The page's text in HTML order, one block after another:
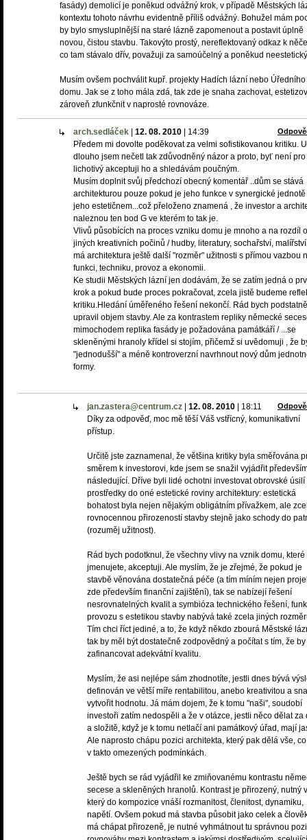
fasády) demolicí je poněkud odvážný krok, v případě Městských
kontextu tohoto návrhu evidentně příliš odvážný. Bohužel mám
by bylo smysluplnější na staré lázně zapomenout a postavit úplně
novou, čistou stavbu. Takovýto prostý, nereflektovaný odkaz k
co tam stávalo dřív, považuji za samoúčelný a poněkud
Musím ovšem pochválit kupř. projekty Hadích lázní nebo Úředního
domu. Jak se z toho mála zdá, tak zde je snaha zachovat,
zároveň zfunkčnit v naprosté rovnováze.
arch.sedláček 12. 08. 2010 14:39
Předem mi dovolte poděkovat za velmi sofistikovanou kritiku.
dlouho jsem nečetl tak zdůvodněný názor a proto, byť není pro
lichotivý akceptuji ho a shledávám poučným.
Musím doplnit svůj předchozí obecný komentář ..dům se stává
architekturou pouze pokud je jeho funkce v synergické jednotě
jeho estetičnem...což přeloženo znamená , že investor a
naleznou ten bod G ve kterém to tak je.
Vlivů působících na proces vzniku domu je mnoho a na rozdíl
jiných kreativních počinů / hudby, literatury, sochařství,
má architektura ještě další "rozměr" užitnosti s přímou vazbou
funkci, techniku, provoz a ekonomii.
Ke studii Městských lázní jen dodávám, že se zatím jedná o
krok a pokud bude proces pokračovat, zcela jistě budeme
kritiku.Hledání úměřeného řešení nekončí. Rád bych podstatně
upravil objem stavby. Ale za kontrastem repliky německé
mimochodem replika fasády je požadována památkáří / ...se
skleněnými hranoly křídel si stojím, přičemž si uvědomuji , že
"jednodušší" a méně kontroverzní navrhnout nový dům
formy.
jan.zastera@centrum.cz 12. 08. 2010 18:11
Díky za odpověď, moc mě těší Váš vstřícný, komunikativní
přístup.
Určitě jste zaznamenal, že většina kritiky byla směřována
směrem k investorovi, kde jsem se snažil vyjádřit
následující. Dříve byli lidé ochotni investovat obrovské úsilí
prostředky do oné estetické roviny architektury: estetická
bohatost byla nejen nějakým obligátním přívažkem, ale
rovnocennou přirozeností stavby stejně jako schody do
(rozuměj užitnost).
Rád bych podotknul, že všechny vlivy na vznik domu, které
jmenujete, akceptuji. Ale myslím, že je zřejmé, že pokud je
stavbě věnována dostatečná péče (a tím míním nejen
zde především finanční zajištění), tak se nabízejí řešení
nesrovnatelných kvalit a symbióza technického řešení,
provozu s estetikou stavby nabývá také zcela jiných
Tím chci říct jediné, a to, že když někdo zbourá Městské
tak by měl být dostatečně zodpovědný a počítat s tím, že
zafinancovat adekvátní kvalitu.
Myslím, že asi nejlépe sám zhodnotíte, jestli dnes bývá
definován ve větší míře rentabilitou, anebo kreativitou a
vytvořit hodnotu. Já mám dojem, že k tomu "naši", soudobí
investoři zatím nedospěli a že v otázce, jestli něco dělat za
a složitě, když je k tomu netlačí ani památkový úřad, mají
Ale naprosto chápu pozici architekta, který pak dělá vše,
v takto omezených podmínkách.
Ještě bych se rád vyjádřil ke zmiňovanému kontrastu
secese a skleněných hranolů. Kontrast je přirozený, nutný
který do kompozice vnáší rozmanitost, členitost, dynamiku,
napětí. Ovšem pokud má stavba působit jako celek a
má chápat přirozeně, je nutné vyhmátnout tu správnou